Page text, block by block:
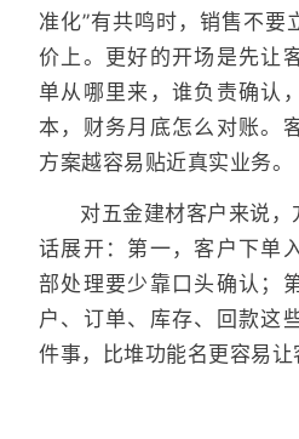
准化”有共鸣时，销售不要
价上。更好的开场是先让
单从哪里来，谁负责确认
本，财务月底怎么对账。
方案越容易贴近真实业务。
对五金建材客户来说
话展开：第一，客户下单
部处理要少靠口头确认；
户、订单、库存、回款这
件事，比堆功能名更容易让